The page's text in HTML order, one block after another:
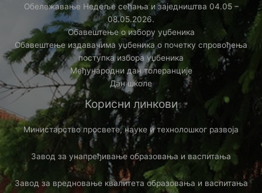
Обележавање Недеље сећања и заједништва 04.05 –
08.05.2026.
Обавештење о избору уџбеника
Обавештење издавачима уџбеника о почетку спровођења
поступка избора уџбеника
Међународни дан толеранције
Дан школе
Корисни линкови
Министарство просвете, науке и технолошког развоја
Зaвод за унапређивање образовања и васпитања
Завод за вредновање квалитета образовања и васпитања